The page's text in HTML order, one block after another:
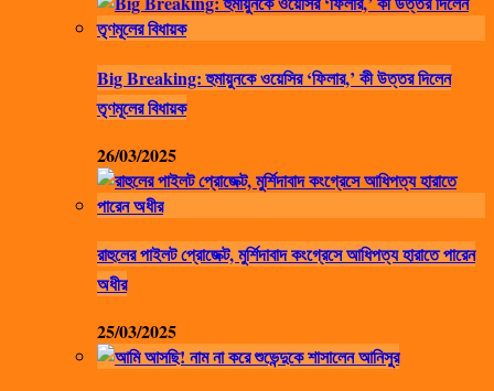
Big Breaking: হুমায়ুনকে ওয়েসির ‘ফিলার,’ কী উত্তর দিলেন
তৃণমূলের বিধায়ক
26/03/2025
রাহুলের পাইলট প্রোজেক্ট, মুর্শিদাবাদ কংগ্রেসে আধিপত্য হারাতে পারেন
অধীর
25/03/2025